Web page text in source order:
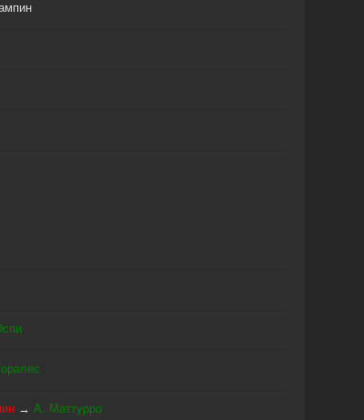
→ А. Маттурро